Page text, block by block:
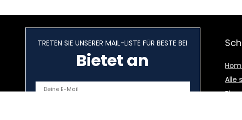
TRETEN SIE UNSERER MAIL-LISTE FÜR BESTE BEI
Bietet an
Alle